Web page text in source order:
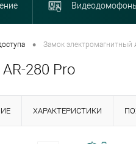
• Замок электромагнитный
280 Pro
ХАРАКТЕРИСТИКИ